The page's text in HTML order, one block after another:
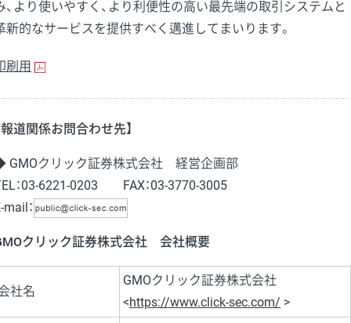
、より使いやすく、より利便性の高い最先端の取引システムと
新的なサービスを提供すべく邁進してまいります。
刷用
報道関係お問合わせ先】
GMOクリック証券株式会社 経営企画部
：03-6221-0203 FAX：03-3770-3005
mail：
クリック証券株式会社 会社概要
社名
GMOクリック証券株式会社
<https://www.click-sec.com/ >